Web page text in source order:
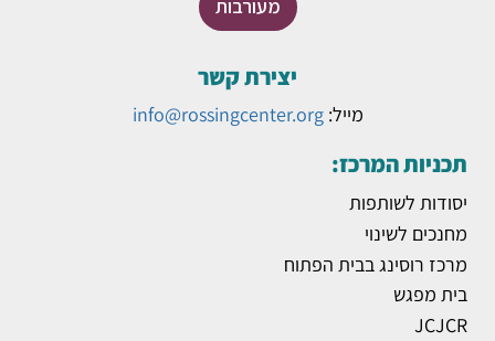
מעורבות
יצירת קשר
מייל:info@rossingcenter.org
תכניות המרכז:
יסודות לשותפות
מחנכים לשינוי
מרכז רוסינג בבית הפתוח
בית מפגש
JCJCR